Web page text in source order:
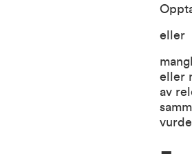
eller
eller
av